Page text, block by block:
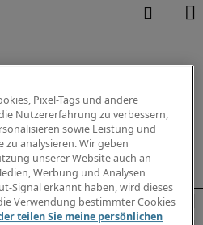
Pixel-Tags und andere
Nutzererfahrung zu verbessern,
sowie Leistung und
zu analysieren. Wir geben
unserer Website auch an
Werbung und Analysen
Signal erkannt haben, wird dieses
Verwendung bestimmter Cookies
teilen Sie meine persönlichen